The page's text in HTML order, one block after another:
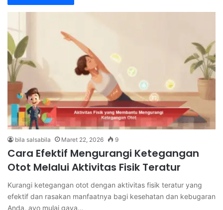
bila salsabila Maret 22, 2026 9
Cara Efektif Mengurangi Ketegangan
Otot Melalui Aktivitas Fisik Teratur
Kurangi ketegangan otot dengan aktivitas fisik teratur yang
efektif dan rasakan manfaatnya bagi kesehatan dan kebugaran
Anda, ayo mulai gaya…